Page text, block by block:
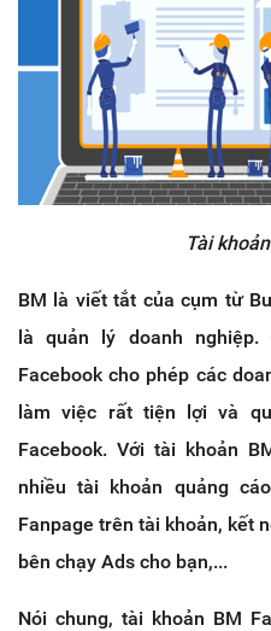
Tài khoản
BM là viết tắt của cụm từ
là quản lý doanh
Facebook cho phép các
làm việc rất tiện lợi và
Facebook. Với tài khoản
nhiều tài khoản quảng
Fanpage trên tài khoản, kết
bên chạy Ads cho bạn,...
Nói chung, tài khoản BM